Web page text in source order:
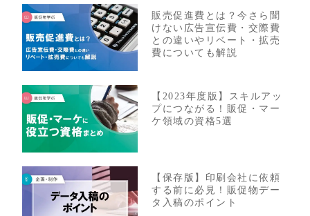
販売促進費とは？今さら聞
けない広告宣伝費・交際費
との違いやリベート・拡売
費についても解説
【2023年度版】スキルアッ
プにつながる！販促・マー
ケ領域の資格5選
【保存版】印刷会社に依頼
する前に必見！販促物デー
タ入稿のポイント